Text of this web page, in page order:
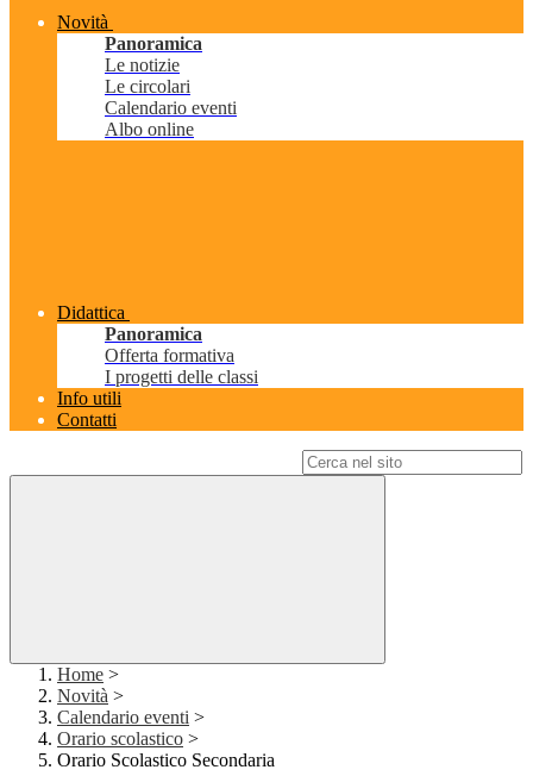
Novità
Panoramica
Le notizie
Le circolari
Calendario eventi
Albo online
Didattica
Panoramica
Offerta formativa
I progetti delle classi
Info utili
Contatti
Home >
Novità >
Calendario eventi >
Orario scolastico >
Orario Scolastico Secondaria